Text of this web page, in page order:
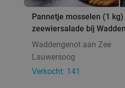
Pannetje mosselen (1
zeewiersalade bij
Waddengenot aan Zee
Lauwersoog
Verkocht: 141